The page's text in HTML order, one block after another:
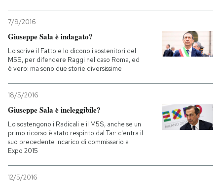
I MIEI PREFERITI
SHOP
CALENDARIO
AREA PERSONALE
Entra
7/9/2016
Giuseppe Sala è indagato?
Lo scrive il Fatto e lo dicono i sostenitori del
M5S, per difendere Raggi nel caso Roma, ed
è vero: ma sono due storie diversissime
18/5/2016
Giuseppe Sala è ineleggibile?
Lo sostengono i Radicali e il M5S, anche se un
primo ricorso è stato respinto dal Tar: c'entra il
suo precedente incarico di commissario a
Expo 2015
12/5/2016